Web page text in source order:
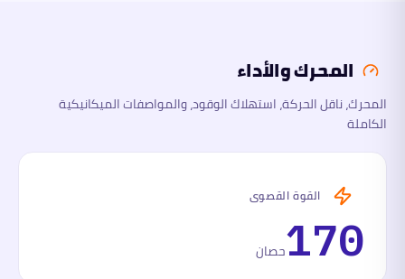
السلامة
والتقنية
وما
المحرك والأداء
المحرك، ناقل الحركة، استهلاك الوقود، والمواصفات الميكانيكية
الكاملة
القوة القصوى
170حصان